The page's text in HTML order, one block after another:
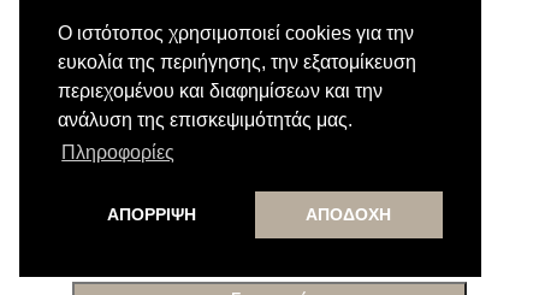
Ο ιστότοπος χρησιμοποιεί cookies για την
ευκολία της περιήγησης, την εξατομίκευση
περιεχομένου και διαφημίσεων και την
ανάλυση της επισκεψιμότητάς μας.
Πληροφορίες
ΑΠΟΡΡΙΨΗ ΑΠΟΔΟΧΗ
Εγγραφή στο Newsletter
Κάνε εγγραφή στο newsletter μας για να
λαμβάνεις αποκλειστικές προσφορές.